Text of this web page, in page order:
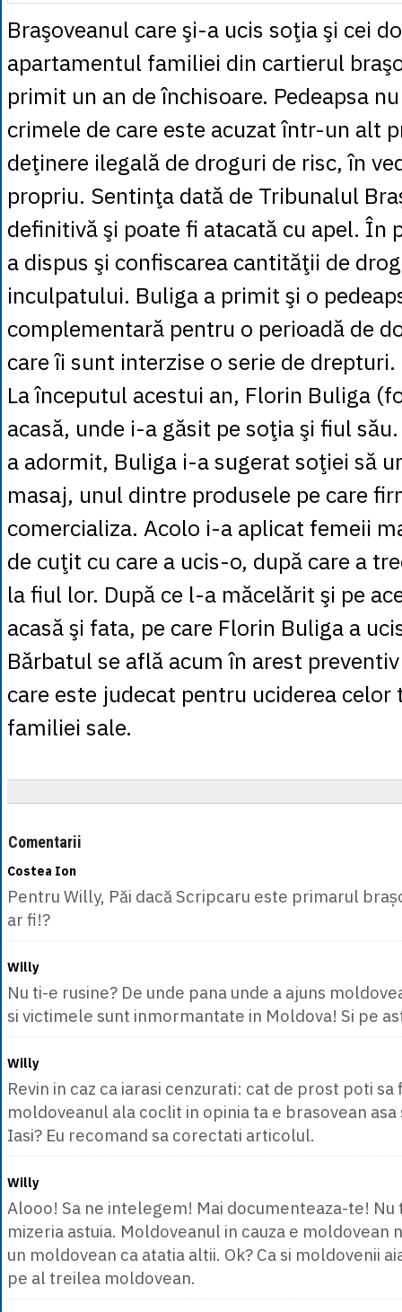
1 RSD= 0.0425
1 RUB= 0.0530
1 SEK= 0.4526
1 TRY
= 0.1141
1 UAH= 0.1048
1 XDR
1 ZAR = 0.2318
Braşoveanul care şi-a ucis soţia şi cei
apartamentul familiei din cartierul
primit un an de închisoare. Pedeapsa
crimele de care este acuzat într-un alt
deţinere ilegală de droguri de risc, în
propriu. Sentinţa dată de Tribunalul
definitivă şi poate fi atacată cu apel. În
a dispus şi confiscarea cantităţii de
inculpatului. Buliga a primit şi o
complementară pentru o perioadă de
care îi sunt interzise o serie de drepturi.
La începutul acestui an, Florin Buliga
acasă, unde i-a găsit pe soţia şi fiul
a adormit, Buliga i-a sugerat soţiei să
masaj, unul dintre produsele pe care
comercializa. Acolo i-a aplicat femeii
de cuţit cu care a ucis-o, după care a
la fiul lor. După ce l-a măcelărit şi pe
acasă şi fata, pe care Florin Buliga a
Bărbatul se află acum în arest
care este judecat pentru uciderea
familiei sale.
Comentarii
Costea Ion
Pentru Willy, Păi dacă Scripcaru este primarul
ar fi!?
Willy
Nu ti-e rusine? De unde pana unde a ajuns
si victimele sunt inmormantate in Moldova! Si pe
Willy
Revin in caz ca iarasi cenzurati: cat de prost poti sa
moldoveanul ala coclit in opinia ta e brasovean
Iasi? Eu recomand sa corectati articolul.
Willy
Alooo! Sa ne intelegem! Mai documenteaza-te! Nu
mizeria astuia. Moldoveanul in cauza e moldovean
un moldovean ca atatia altii. Ok? Ca si moldovenii
pe al treilea moldovean.